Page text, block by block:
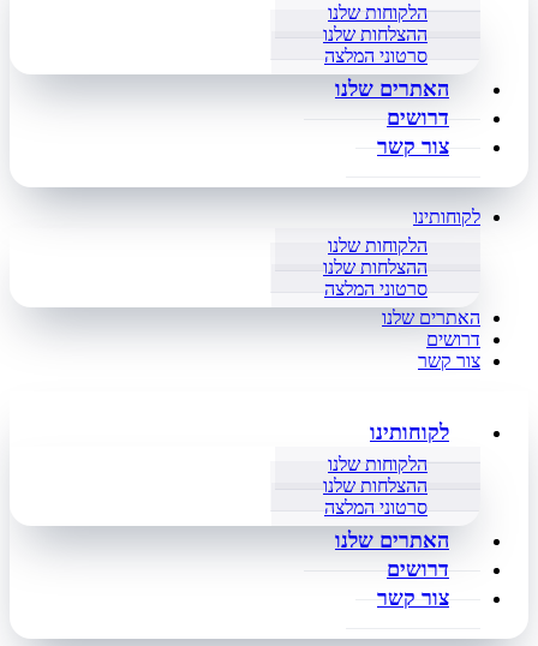
הלקוחות שלנו
ההצלחות שלנו
סרטוני המלצה
האתרים שלנו
דרושים
צור קשר
לקוחותינו
הלקוחות שלנו
ההצלחות שלנו
סרטוני המלצה
האתרים שלנו
דרושים
צור קשר
לקוחותינו
הלקוחות שלנו
ההצלחות שלנו
סרטוני המלצה
האתרים שלנו
דרושים
צור קשר